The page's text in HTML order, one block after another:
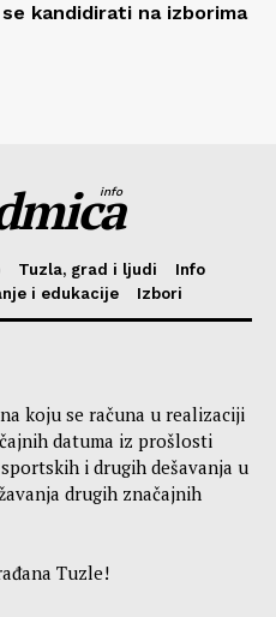
kandidirati na izborima
info
Tuzla, grad i ljudi
Info
i edukacije Izbori
koju se računa u realizaciji
datuma iz prošlosti
i drugih dešavanja u
drugih značajnih
Tuzle!